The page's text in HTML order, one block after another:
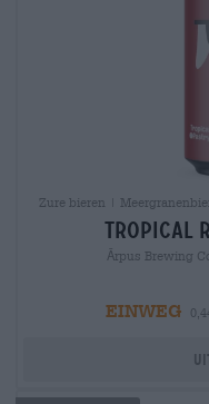
Zure bieren |
tropical
Ārpus Brewing
EINWEG